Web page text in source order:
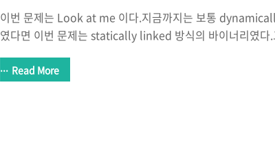
이번 문제는 Look at me 이다.지금까지는 보통
였다면 이번 문제는 statically linked 방식의 바이너리였다
넣더라도 실행권한이 없어서 실행되지 않는다. 코드는 굉장
Read More